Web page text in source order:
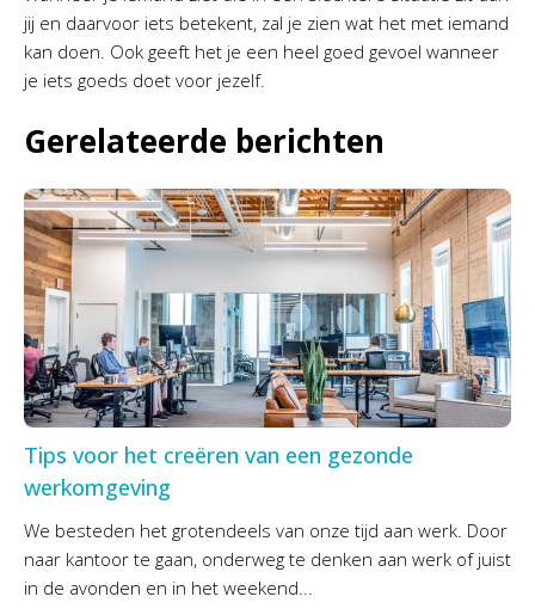
jij en daarvoor iets betekent, zal je zien wat het met iemand
kan doen. Ook geeft het je een heel goed gevoel wanneer
je iets goeds doet voor jezelf.
Gerelateerde berichten
Tips voor het creëren van een gezonde
werkomgeving
We besteden het grotendeels van onze tijd aan werk. Door
naar kantoor te gaan, onderweg te denken aan werk of juist
in de avonden en in het weekend...